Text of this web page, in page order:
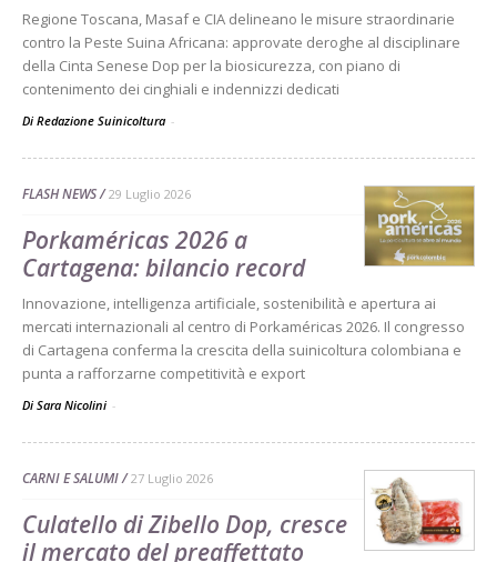
Regione Toscana, Masaf e CIA delineano le misure straordinarie
contro la Peste Suina Africana: approvate deroghe al disciplinare
della Cinta Senese Dop per la biosicurezza, con piano di
contenimento dei cinghiali e indennizzi dedicati
Di Redazione Suinicoltura -
FLASH NEWS 29 Luglio 2026
Porkaméricas 2026 a
Cartagena: bilancio record
Innovazione, intelligenza artificiale, sostenibilità e apertura ai
mercati internazionali al centro di Porkaméricas 2026. Il congresso
di Cartagena conferma la crescita della suinicoltura colombiana e
punta a rafforzarne competitività e export
Di Sara Nicolini -
CARNI E SALUMI 27 Luglio 2026
Culatello di Zibello Dop, cresce
il mercato del preaffettato